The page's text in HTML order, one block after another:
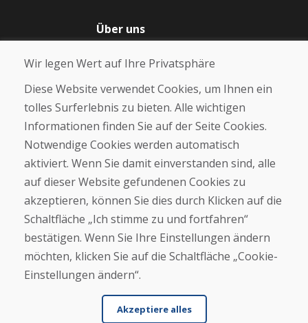
Über uns
Über uns
Kontakt
Kaufen
E-Shop
Geschäftsbedingungen
Zahlung
Beschwerde
Rückgabe und Umtausch von Waren
Cookies
Wir legen Wert auf Ihre Privatsphäre
Diese Website verwendet Cookies, um Ihnen ein
tolles Surferlebnis zu bieten. Alle wichtigen
Informationen finden Sie auf der Seite Cookies.
Notwendige Cookies werden automatisch
aktiviert. Wenn Sie damit einverstanden sind, alle
auf dieser Website gefundenen Cookies zu
akzeptieren, können Sie dies durch Klicken auf die
Schaltfläche „Ich stimme zu und fortfahren“
bestätigen. Wenn Sie Ihre Einstellungen ändern
möchten, klicken Sie auf die Schaltfläche „Cookie-
Einstellungen ändern“.
Akzeptiere alles